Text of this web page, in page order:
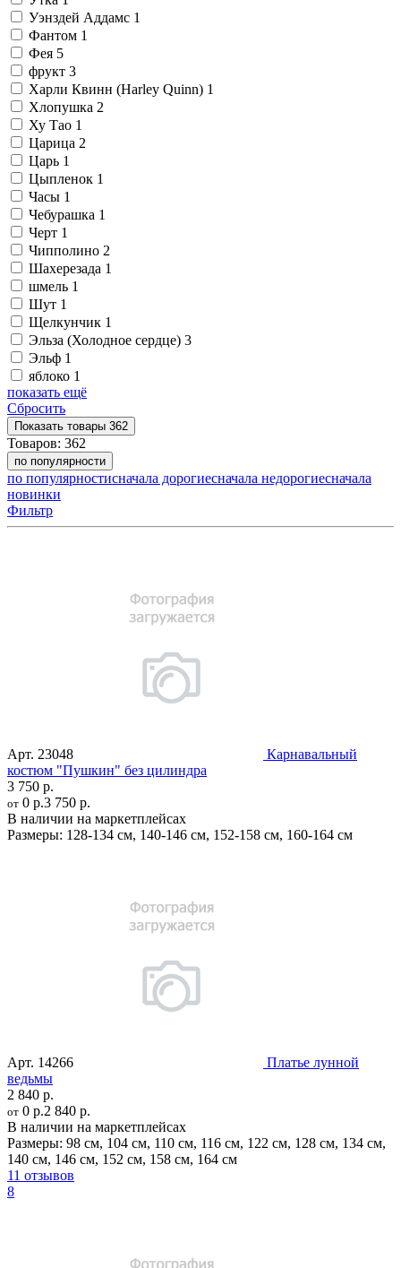
Уэнздей Аддамс 1
Фантом 1
Фея 5
фрукт 3
Харли Квинн (Harley Quinn) 1
Хлопушка 2
Ху Тао 1
Царица 2
Царь 1
Цыпленок 1
Часы 1
Чебурашка 1
Черт 1
Чипполино 2
Шахерезада 1
шмель 1
Шут 1
Щелкунчик 1
Эльза (Холодное сердце) 3
Эльф 1
яблоко 1
показать ещё
Сбросить
Показать товары 362
Товаров: 362
по популярности
по популярностисначала дорогиесначала недорогиесначала
новинки
Фильтр
Арт. 23048
Карнавальный
костюм "Пушкин" без цилиндра
3 750 р.
от 0 р.3 750 р.
В наличии на маркетплейсах
Размеры: 128-134 см, 140-146 см, 152-158 см, 160-164 см
Арт. 14266
Платье лунной
ведьмы
2 840 р.
от 0 р.2 840 р.
В наличии на маркетплейсах
Размеры: 98 см, 104 см, 110 см, 116 см, 122 см, 128 см, 134 см,
140 см, 146 см, 152 см, 158 см, 164 см
11 отзывов
8